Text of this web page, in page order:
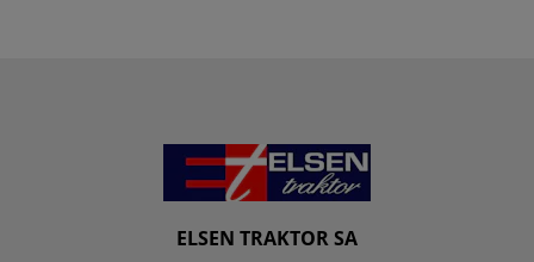
ELSEN TRAKTOR SA